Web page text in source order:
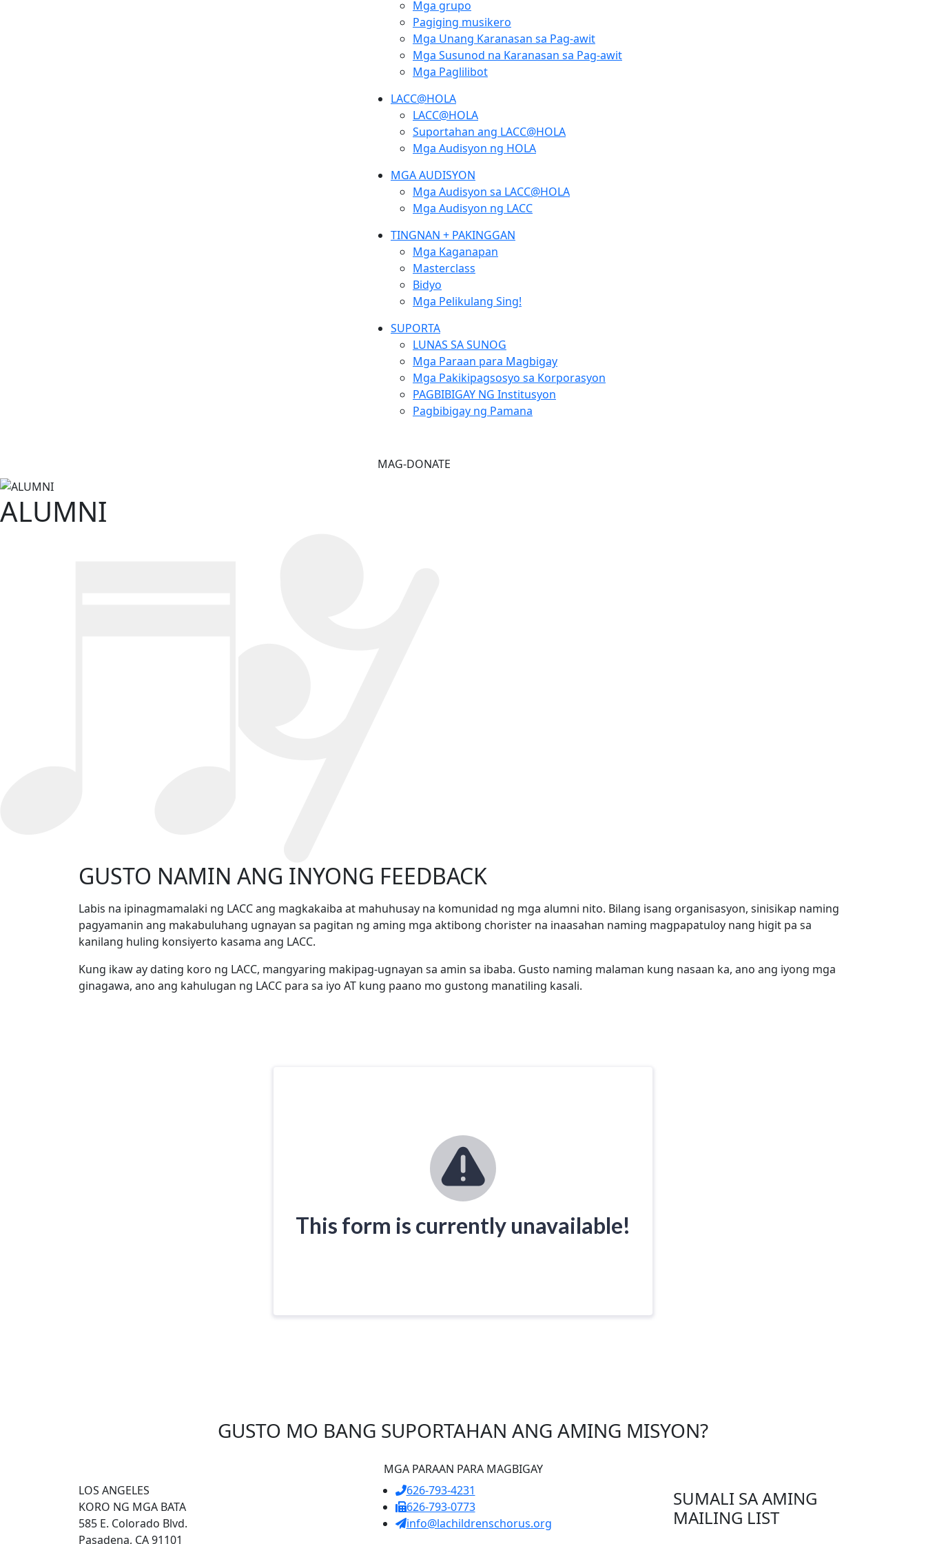
Mga grupo
Pagiging musikero
Mga Unang Karanasan sa Pag-awit
Mga Susunod na Karanasan sa Pag-awit
Mga Paglilibot
LACC@HOLA
LACC@HOLA
Suportahan ang LACC@HOLA
Mga Audisyon ng HOLA
MGA AUDISYON
Mga Audisyon sa LACC@HOLA
Mga Audisyon ng LACC
TINGNAN + PAKINGGAN
Mga Kaganapan
Masterclass
Bidyo
Mga Pelikulang Sing!
SUPORTA
LUNAS SA SUNOG
Mga Paraan para Magbigay
Mga Pakikipagsosyo sa Korporasyon
PAGBIBIGAY NG Institusyon
Pagbibigay ng Pamana
MAG-DONATE
ALUMNI
GUSTO NAMIN ANG INYONG FEEDBACK
Labis na ipinagmamalaki ng LACC ang magkakaiba at mahuhusay na komunidad ng mga alumni nito. Bilang isang organisasyon, sinisikap naming
pagyamanin ang makabuluhang ugnayan sa pagitan ng aming mga aktibong chorister na inaasahan naming magpapatuloy nang higit pa sa
kanilang huling konsiyerto kasama ang LACC.
Kung ikaw ay dating koro ng LACC, mangyaring makipag-ugnayan sa amin sa ibaba. Gusto naming malaman kung nasaan ka, ano ang iyong mga
ginagawa, ano ang kahulugan ng LACC para sa iyo AT kung paano mo gustong manatiling kasali.
GUSTO MO BANG SUPORTAHAN ANG AMING MISYON?
MGA PARAAN PARA MAGBIGAY
LOS ANGELES
KORO NG MGA BATA
585 E. Colorado Blvd.
Pasadena, CA 91101
626-793-4231
626-793-0773
info@lachildrenschorus.org
SUMALI SA AMING
MAILING LIST